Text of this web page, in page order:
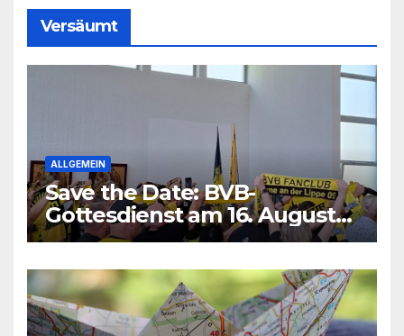
Versäumt
ALLGEMEIN
Save the Date: BVB-
Gottesdienst am 16. August
2026